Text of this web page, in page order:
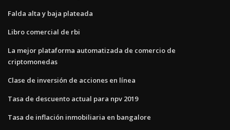
Falda alta y baja plateada
Libro comercial de rbi
La mejor plataforma automatizada de comercio de
criptomonedas
Clase de inversión de acciones en línea
Tasa de descuento actual para npv 2019
Tasa de inflación inmobiliaria en bangalore